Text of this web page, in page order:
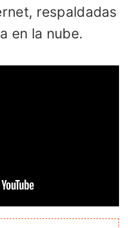
respaldadas
en la nube.